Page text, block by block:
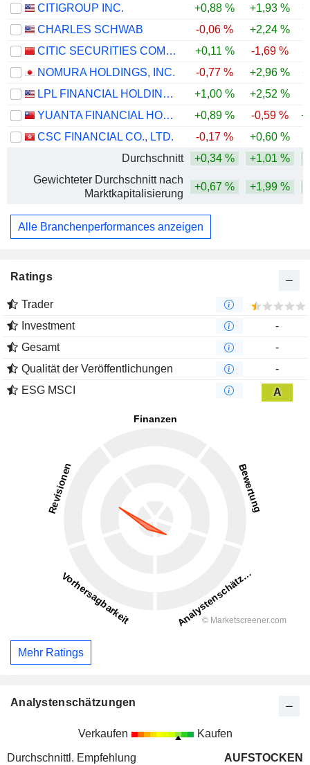
CITIGROUP INC.
+0,88 % +1,93 %
CHARLES SCHWAB
-0,06 % +2,24 %
CITIC SECURITIES COMPANY LIMITED
+0,11 % -1,69 %
NOMURA HOLDINGS, INC.
-0,77 % +2,96 %
LPL FINANCIAL HOLDINGS INC.
+1,00 % +2,52 %
YUANTA FINANCIAL HOLDING CO., LTD.
+0,89 % -0,59 %
CSC FINANCIAL CO., LTD.
-0,17 % +0,60 %
Durchschnitt
+0,34 % +1,01 %
Gewichteter Durchschnitt nach
Marktkapitalisierung
+0,67 % +1,99 %
Alle Branchenperformances anzeigen
Ratings
Trader
Investment
-
Gesamt
-
Qualität der Veröffentlichungen
-
ESG MSCI
A
Mehr Ratings
Analystenschätzungen
Verkaufen Kaufen
Durchschnittl. Empfehlung
AUFSTOCKEN